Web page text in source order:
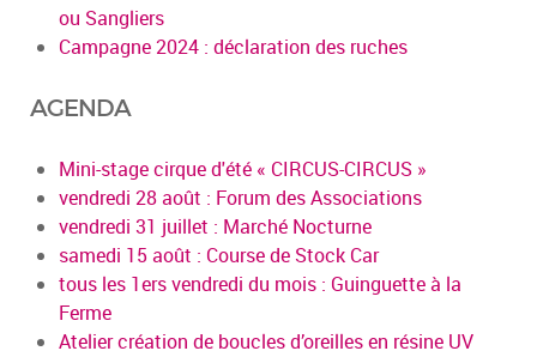
ou Sangliers
Campagne 2024 : déclaration des ruches
AGENDA
Mini-stage cirque d'été « CIRCUS-CIRCUS »
vendredi 28 août : Forum des Associations
vendredi 31 juillet : Marché Nocturne
samedi 15 août : Course de Stock Car
tous les 1ers vendredi du mois : Guinguette à la
Ferme
Atelier création de boucles d’oreilles en résine UV